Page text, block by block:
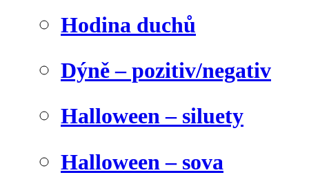
Hodina duchů
Dýně – pozitiv/negativ
Halloween – siluety
Halloween – sova